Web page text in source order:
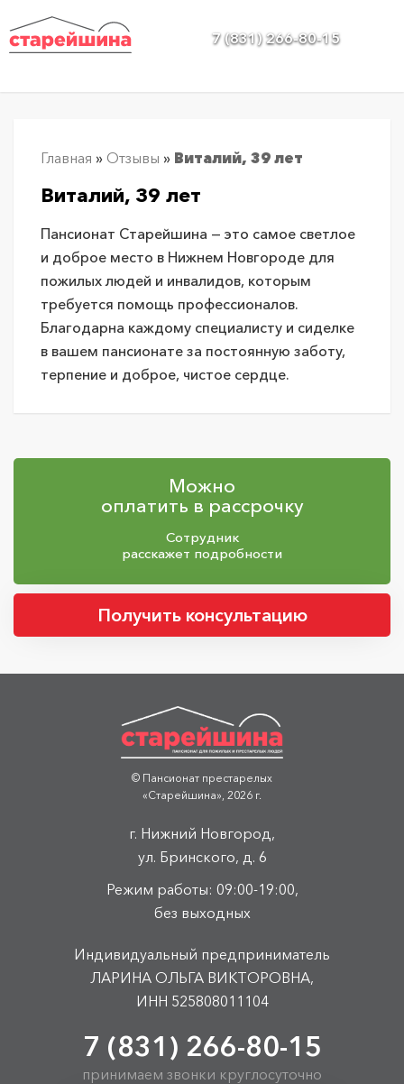
О
Цены
Контакты
7 (831) 266-80-15
Главная » Отзывы » Виталий, 39 лет
Виталий, 39 лет
Пансионат Старейшина — это самое светлое
и доброе место в Нижнем Новгороде для
пожилых людей и инвалидов, которым
требуется помощь профессионалов.
Благодарна каждому специалисту и сиделке
в вашем пансионате за постоянную заботу,
терпение и доброе, чистое сердце.
Можно
оплатить в рассрочку
Сотрудник
расскажет подробности
Получить консультацию
© Пансионат престарелых
«Старейшина», 2026 г.
г. Нижний Новгород,
ул. Бринского, д. 6
Режим работы: 09:00-19:00,
без выходных
Индивидуальный предприниматель
ЛАРИНА ОЛЬГА ВИКТОРОВНА,
ИНН 525808011104
7 (831) 266-80-15
принимаем звонки круглосуточно